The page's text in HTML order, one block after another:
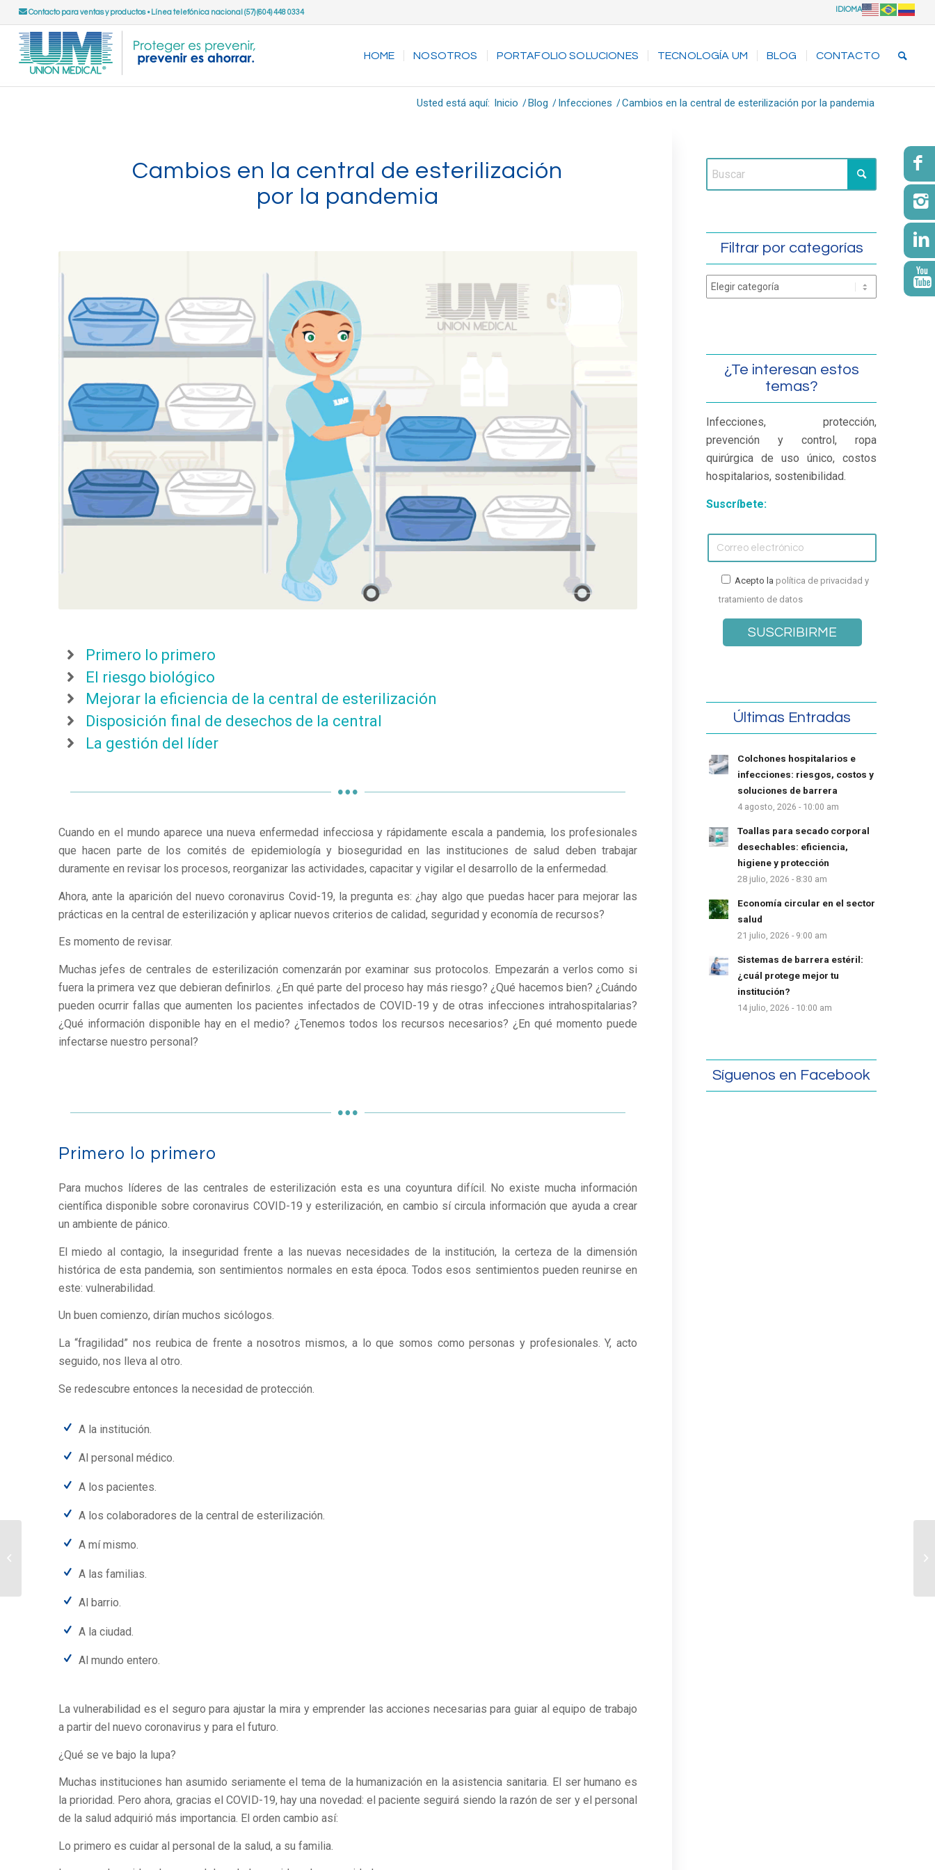
Contacto para ventas y productos• Línea telefónica nacional (57) (604) 448 0334 IDIOMA
HOME NOSOTROS PORTAFOLIO SOLUCIONES TECNOLOGÍA UM BLOG CONTACTO
Usted está aquí: Inicio /Blog / Infecciones /Cambios en la central de esterilización por la pandemia
Cambios en la central de esterilización
por la pandemia
Primero lo primero
El riesgo biológico
Mejorar la eficiencia de la central de esterilización
Disposición final de desechos de la central
La gestión del líder
Cuando en el mundo aparece una nueva enfermedad infecciosa y rápidamente escala a pandemia, los profesionales
que hacen parte de los comités de epidemiología y bioseguridad en las instituciones de salud deben trabajar
duramente en revisar los procesos, reorganizar las actividades, capacitar y vigilar el desarrollo de la enfermedad.
Ahora, ante la aparición del nuevo coronavirus Covid-19, la pregunta es: ¿hay algo que puedas hacer para mejorar las
prácticas en la central de esterilización y aplicar nuevos criterios de calidad, seguridad y economía de recursos?
Es momento de revisar.
Muchas jefes de centrales de esterilización comenzarán por examinar sus protocolos. Empezarán a verlos como si
fuera la primera vez que debieran definirlos. ¿En qué parte del proceso hay más riesgo? ¿Qué hacemos bien? ¿Cuándo
pueden ocurrir fallas que aumenten los pacientes infectados de COVID-19 y de otras infecciones intrahospitalarias?
¿Qué información disponible hay en el medio? ¿Tenemos todos los recursos necesarios? ¿En qué momento puede
infectarse nuestro personal?
Primero lo primero
Para muchos líderes de las centrales de esterilización esta es una coyuntura difícil. No existe mucha información
científica disponible sobre coronavirus COVID-19 y esterilización, en cambio sí circula información que ayuda a crear
un ambiente de pánico.
El miedo al contagio, la inseguridad frente a las nuevas necesidades de la institución, la certeza de la dimensión
histórica de esta pandemia, son sentimientos normales en esta época. Todos esos sentimientos pueden reunirse en
este: vulnerabilidad.
Un buen comienzo, dirían muchos sicólogos.
La “fragilidad” nos reubica de frente a nosotros mismos, a lo que somos como personas y profesionales. Y, acto
seguido, nos lleva al otro.
Se redescubre entonces la necesidad de protección.
A la institución.
Al personal médico.
A los pacientes.
A los colaboradores de la central de esterilización.
A mí mismo.
A las familias.
Al barrio.
A la ciudad.
Al mundo entero.
La vulnerabilidad es el seguro para ajustar la mira y emprender las acciones necesarias para guiar al equipo de trabajo
a partir del nuevo coronavirus y para el futuro.
¿Qué se ve bajo la lupa?
Muchas instituciones han asumido seriamente el tema de la humanización en la asistencia sanitaria. El ser humano es
la prioridad. Pero ahora, gracias el COVID-19, hay una novedad: el paciente seguirá siendo la razón de ser y el personal
de la salud adquirió más importancia. El orden cambio así:
Lo primero es cuidar al personal de la salud, a su familia.
Filtrar por categorías
¿Te interesan estos
temas?
Infecciones, protección,
prevención y control, ropa
quirúrgica de uso único, costos
hospitalarios, sostenibilidad.
Suscríbete:
Acepto la política de privacidad y
tratamiento de datos
Últimas Entradas
Colchones hospitalarios e
infecciones: riesgos, costos y
soluciones de barrera
4 agosto, 2026 - 10:00 am
Toallas para secado corporal
desechables: eficiencia,
higiene y protección
28 julio, 2026 - 8:30 am
Economía circular en el sector
salud
21 julio, 2026 - 9:00 am
Sistemas de barrera estéril:
¿cuál protege mejor tu
institución?
14 julio, 2026 - 10:00 am
Síguenos en Facebook
Instituciones sanitarias:
para el Covid 19